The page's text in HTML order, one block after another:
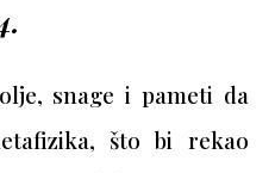
snage i pameti da
što bi rekao